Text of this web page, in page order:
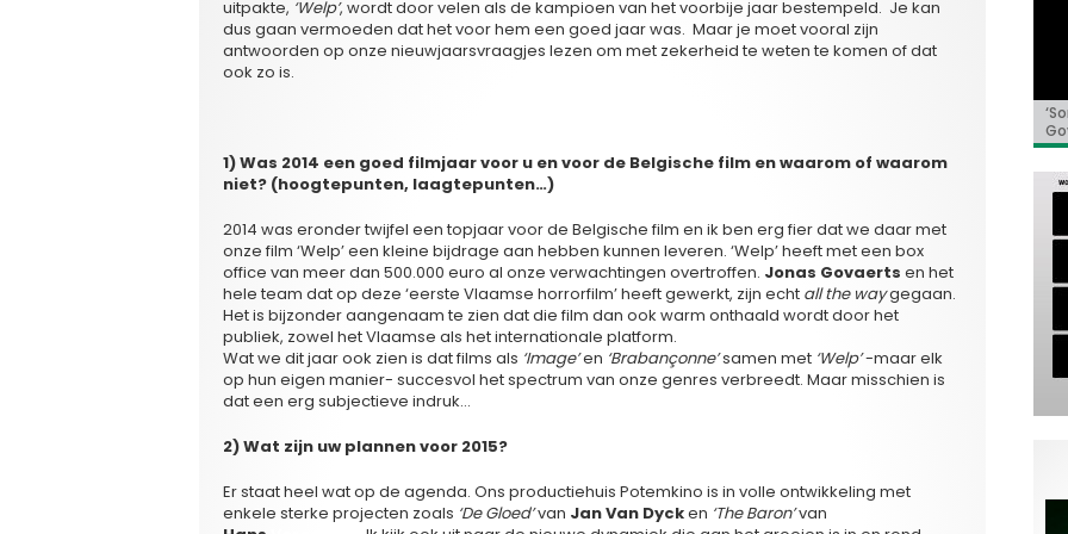
uitpakte, ‘Welp’, wordt door velen als de kampioen van het voorbije jaar bestempeld. Je kan
dus gaan vermoeden dat het voor hem een goed jaar was. Maar je moet vooral zijn
antwoorden op onze nieuwjaarsvraagjes lezen om met zekerheid te weten te komen of dat
ook zo is.
1) Was 2014 een goed filmjaar voor u en voor de Belgische film en waarom of waarom
niet? (hoogtepunten, laagtepunten…)
2014 was eronder twijfel een topjaar voor de Belgische film en ik ben erg fier dat we daar met
onze film ‘Welp’ een kleine bijdrage aan hebben kunnen leveren. ‘Welp’ heeft met een box
office van meer dan 500.000 euro al onze verwachtingen overtroffen. Jonas Govaerts en het
hele team dat op deze ‘eerste Vlaamse horrorfilm’ heeft gewerkt, zijn echt all the waygegaan.
Het is bijzonder aangenaam te zien dat die film dan ook warm onthaald wordt door het
publiek, zowel het Vlaamse als het internationale platform.
Wat we dit jaar ook zien is dat films als ‘Image’en ‘Brabançonne’samen met ‘Welp’-maar elk
op hun eigen manier- succesvol het spectrum van onze genres verbreedt. Maar misschien is
dat een erg subjectieve indruk…
2) Wat zijn uw plannen voor 2015?
Er staat heel wat op de agenda. Ons productiehuis Potemkino is in volle ontwikkeling met
enkele sterke projecten zoals ‘De Gloed’van Jan Van Dycken ‘The Baron’van